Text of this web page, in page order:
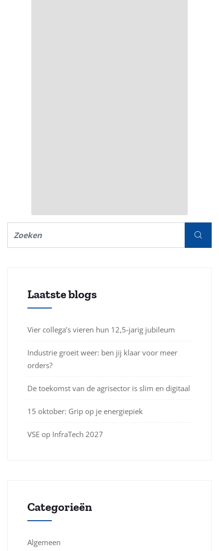
Laatste blogs
Vier collega’s vieren hun 12,5-jarig jubileum
Industrie groeit weer: ben jij klaar voor meer
orders?
De toekomst van de agrisector is slim en digitaal
15 oktober: Grip op je energiepiek
VSE op InfraTech 2027
Categorieën
Algemeen